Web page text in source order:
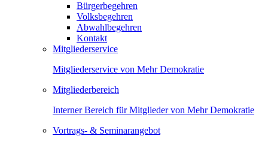
Bürgerbegehren
Volksbegehren
Abwahlbegehren
Kontakt
Mitgliederservice
Mitgliederservice von Mehr Demokratie
Mitgliederbereich
Interner Bereich für Mitglieder von Mehr Demokratie
Vortrags- & Seminarangebot